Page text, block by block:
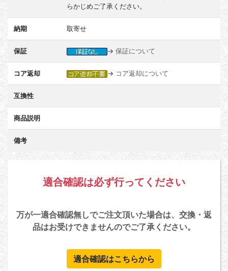
らかじめご了承ください。
納期 取寄せ
保証 → 保証について
コア返却 → コア返却について
互換性
商品説明
備考
適合確認は必ず行ってください
万が一適合確認無しでご注文頂いた場合は、交換・返
品はお受けできませんのでご了承ください。
適合確認はこちらから